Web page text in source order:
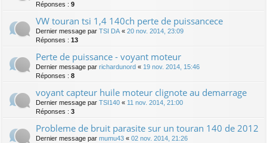
Réponses : 9
VW touran tsi 1,4 140ch perte de puissancece
Dernier message par TSI DA « 20 nov. 2014, 23:09
Réponses : 13
Perte de puissance - voyant moteur
Dernier message par richardunord « 19 nov. 2014, 15:46
Réponses : 8
voyant capteur huile moteur clignote au demarrage
Dernier message par TSI140 « 11 nov. 2014, 21:00
Réponses : 3
Probleme de bruit parasite sur un touran 140 de 2012
Dernier message par mumu43 « 02 nov. 2014, 21:26